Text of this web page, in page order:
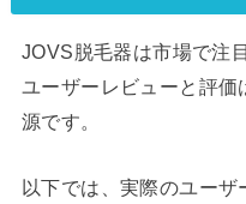
JOVS脱毛器は市場で注
ユーザーレビューと評価
源です。
以下では、実際のユー